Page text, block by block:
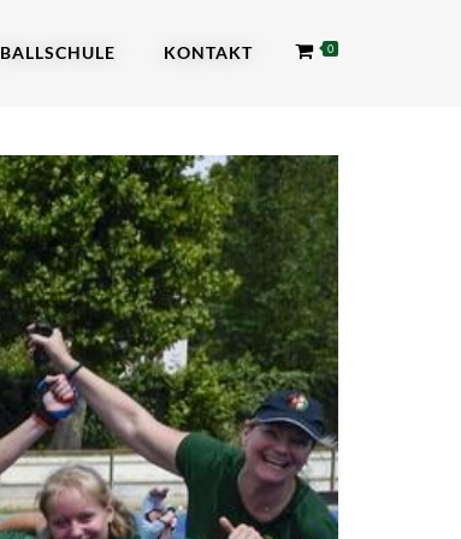
0
BALLSCHULE KONTAKT